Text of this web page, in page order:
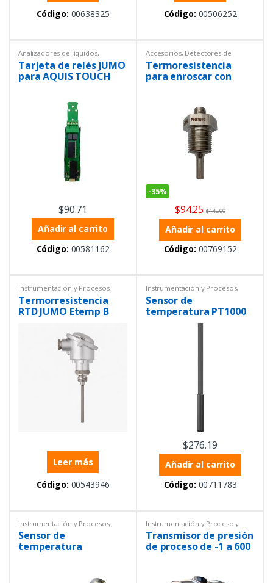
Código: 00638325 Código: 00506252
Analizadores de líquidos,
Controladores Instrumentación
y Procesos, Sensores
Tarjeta de relés JUMO
para AQUIS TOUCH
$90.71
Añadir al carrito
Código: 00581162
Accesorios, Detectores de
metales Instrumentación y
Procesos
Termoresistencia
para enroscar con
-35%
$94.25 $145.00
Añadir al carrito
Código: 00769152
Instrumentación y Procesos,
Sensores Temperatura
Termorresistencia
RTD JUMO Etemp B
cabezal B de -50 a
Leer más
Código: 00543946
Instrumentación y Procesos,
Sensores Temperatura
Sensor de
temperatura PT1000
plastosens T01 con
$276.19
Añadir al carrito
Código: 00711783
Instrumentación y Procesos,
Sensores Temperatura
Sensor de
temperatura
Instrumentación y Procesos,
Presión Presión diferencial ,
Presión simple,Transmisores,
Transmisores
Transmisor de presión
de proceso de -1 a 600